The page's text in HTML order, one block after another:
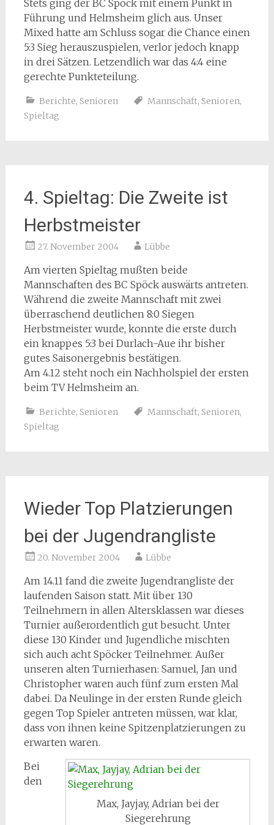
Stets ging der BC Spöck mit einem Punkt in
Führung und Helmsheim glich aus. Unser
Mixed hatte am Schluss sogar die Chance einen
5:3 Sieg herauszuspielen, verlor jedoch knapp
in drei Sätzen. Letzendlich war das 4:4 eine
gerechte Punkteteilung.
Berichte, Senioren Mannschaft, Senioren,
Spieltag
4. Spieltag: Die Zweite ist
Herbstmeister
27. November 2004 Lübbe
Am vierten Spieltag mußten beide
Mannschaften des BC Spöck auswärts antreten.
Während die zweite Mannschaft mit zwei
überraschend deutlichen 8:0 Siegen
Herbstmeister wurde, konnte die erste durch
ein knappes 5:3 bei Durlach-Aue ihr bisher
gutes Saisonergebnis bestätigen.
Am 4.12 steht noch ein Nachholspiel der ersten
beim TV Helmsheim an.
Berichte, Senioren Mannschaft, Senioren,
Spieltag
Wieder Top Platzierungen
bei der Jugendrangliste
20. November 2004 Lübbe
Am 14.11 fand die zweite Jugendrangliste der
laufenden Saison statt. Mit über 130
Teilnehmern in allen Altersklassen war dieses
Turnier außerordentlich gut besucht. Unter
diese 130 Kinder und Jugendliche mischten
sich auch acht Spöcker Teilnehmer. Außer
unseren alten Turnierhasen: Samuel, Jan und
Christopher waren auch fünf zum ersten Mal
dabei. Da Neulinge in der ersten Runde gleich
gegen Top Spieler antreten müssen, war klar,
dass von ihnen keine Spitzenplatzierungen zu
erwarten waren.
Max, Jayjay, Adrian bei der
Siegerehrung
Bei
den